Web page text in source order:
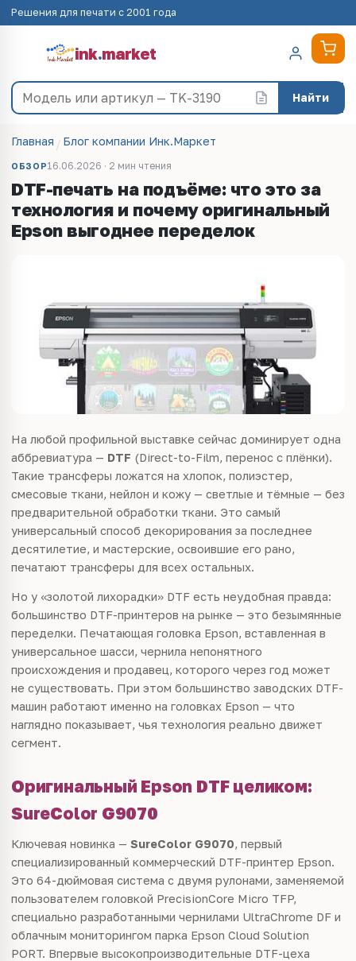
Решения для печати с 2001 года
ink.market
Найти
Главная Блог компании Инк.Маркет
ОБЗОР16.06.2026 · 2 мин чтения
DTF-печать на подъёме: что это за
технология и почему оригинальный
Epson выгоднее переделок
На любой профильной выставке сейчас доминирует одна
аббревиатура — DTF (Direct-to-Film, перенос с плёнки).
Такие трансферы ложатся на хлопок, полиэстер,
смесовые ткани, нейлон и кожу — светлые и тёмные — без
предварительной обработки ткани. Это самый
универсальный способ декорирования за последнее
десятилетие, и мастерские, освоившие его рано,
печатают трансферы для всех остальных.
Но у «золотой лихорадки» DTF есть неудобная правда:
большинство DTF-принтеров на рынке — это безымянные
переделки. Печатающая головка Epson, вставленная в
универсальное шасси, чернила непонятного
происхождения и продавец, которого через год может
не существовать. При этом большинство заводских DTF-
машин работают именно на головках Epson — что
наглядно показывает, чья технология реально движет
сегмент.
Оригинальный Epson DTF целиком:
SureColor G9070
Ключевая новинка — SureColor G9070, первый
специализированный коммерческий DTF-принтер Epson.
Это 64-дюймовая система с двумя рулонами, заменяемой
пользователем головкой PrecisionCore Micro TFP,
специально разработанными чернилами UltraChrome DF и
облачным мониторингом парка Epson Cloud Solution
PORT. Впервые высокопроизводительные DTF-цеха